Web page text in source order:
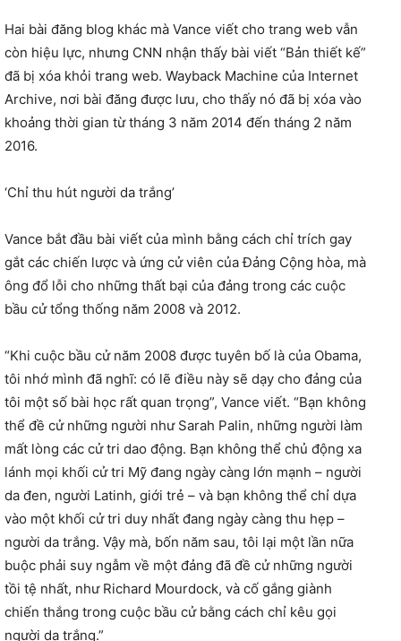
Hai bài đăng blog khác mà Vance viết cho trang web vẫn
còn hiệu lực, nhưng CNN nhận thấy bài viết “Bản thiết kế”
đã bị xóa khỏi trang web. Wayback Machine của Internet
Archive, nơi bài đăng được lưu, cho thấy nó đã bị xóa vào
khoảng thời gian từ tháng 3 năm 2014 đến tháng 2 năm
2016.
‘Chỉ thu hút người da trắng’
Vance bắt đầu bài viết của mình bằng cách chỉ trích gay
gắt các chiến lược và ứng cử viên của Đảng Cộng hòa, mà
ông đổ lỗi cho những thất bại của đảng trong các cuộc
bầu cử tổng thống năm 2008 và 2012.
“Khi cuộc bầu cử năm 2008 được tuyên bố là của Obama,
tôi nhớ mình đã nghĩ: có lẽ điều này sẽ dạy cho đảng của
tôi một số bài học rất quan trọng”, Vance viết. “Bạn không
thể đề cử những người như Sarah Palin, những người làm
mất lòng các cử tri dao động. Bạn không thể chủ động xa
lánh mọi khối cử tri Mỹ đang ngày càng lớn mạnh – người
da đen, người Latinh, giới trẻ – và bạn không thể chỉ dựa
vào một khối cử tri duy nhất đang ngày càng thu hẹp –
người da trắng. Vậy mà, bốn năm sau, tôi lại một lần nữa
buộc phải suy ngẫm về một đảng đã đề cử những người
tồi tệ nhất, như Richard Mourdock, và cố gắng giành
chiến thắng trong cuộc bầu cử bằng cách chỉ kêu gọi
người da trắng.”